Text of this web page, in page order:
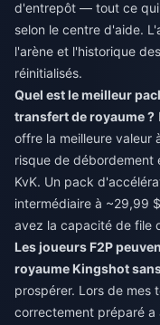
d'entrepôt — tout ce qui
selon le centre d'aide.
l'arène et l'historique
réinitialisés.
Quel est le meilleur
transfert de royaume ?
offre la meilleure valeur
risque de débordement
KvK. Un pack
intermédiaire à ~29,99
avez la capacité de file
Les joueurs F2P
royaume Kingshot
prospérer. Lors de mes
correctement préparé a